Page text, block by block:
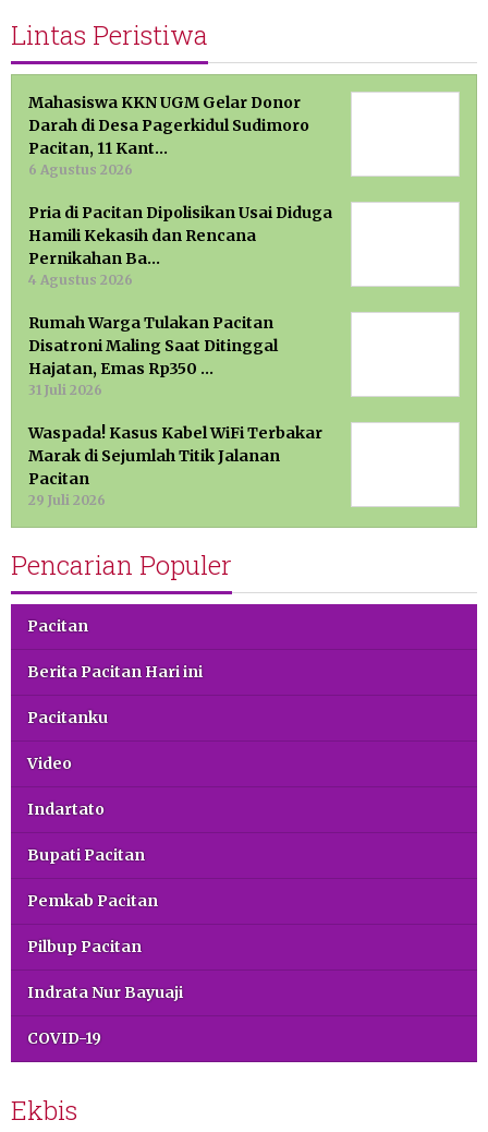
Lintas Peristiwa
Mahasiswa KKN UGM Gelar Donor
Darah di Desa Pagerkidul Sudimoro
Pacitan, 11 Kant…
6 Agustus 2026
Pria di Pacitan Dipolisikan Usai Diduga
Hamili Kekasih dan Rencana
Pernikahan Ba…
4 Agustus 2026
Rumah Warga Tulakan Pacitan
Disatroni Maling Saat Ditinggal
Hajatan, Emas Rp350 …
31 Juli 2026
Waspada! Kasus Kabel WiFi Terbakar
Marak di Sejumlah Titik Jalanan
Pacitan
29 Juli 2026
Pencarian Populer
Pacitan
Berita Pacitan Hari ini
Pacitanku
Video
Indartato
Bupati Pacitan
Pemkab Pacitan
Pilbup Pacitan
Indrata Nur Bayuaji
COVID-19
Ekbis